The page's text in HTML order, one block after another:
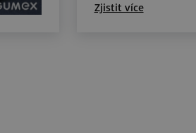
Zjistit více